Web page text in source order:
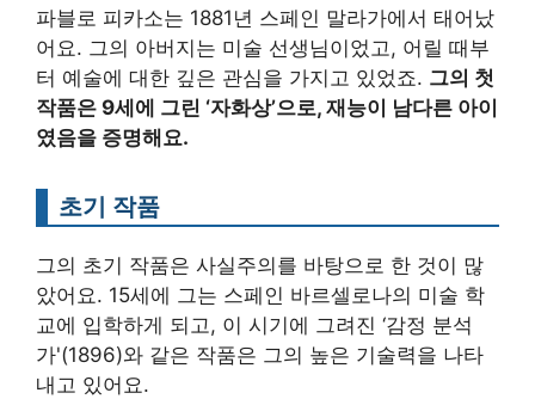
파블로 피카소는 1881년 스페인 말라가에서 태어났
어요. 그의 아버지는 미술 선생님이었고, 어릴 때부
터 예술에 대한 깊은 관심을 가지고 있었죠. 그의 첫
작품은 9세에 그린 ‘자화상’으로, 재능이 남다른 아이
였음을 증명해요.
초기 작품
그의 초기 작품은 사실주의를 바탕으로 한 것이 많
았어요. 15세에 그는 스페인 바르셀로나의 미술 학
교에 입학하게 되고, 이 시기에 그려진 ‘감정 분석
가'(1896)와 같은 작품은 그의 높은 기술력을 나타
내고 있어요.